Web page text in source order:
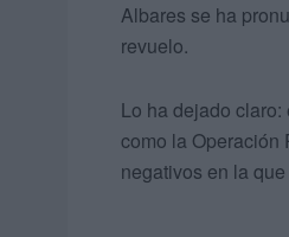
Albares se ha
revuelo.
Lo ha dejado
como la Operación
negativos en la